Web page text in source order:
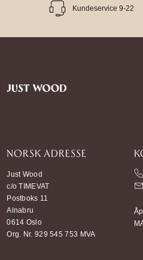
Kundeservice 9-22
NORSK ADRESSE
Just Wood
c/o TIMEVAT
Postboks 11
Alnabru
0614 Oslo
Org. Nr. 929 545 753 MVA